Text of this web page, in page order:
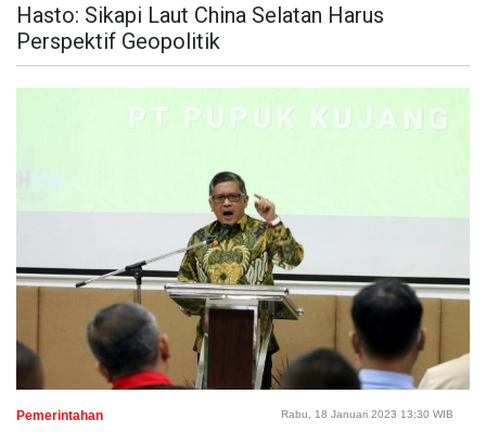
Hasto: Sikapi Laut China Selatan Harus
Perspektif Geopolitik
Pemerintahan Rabu, 18 Januari 2023 13:30 WIB